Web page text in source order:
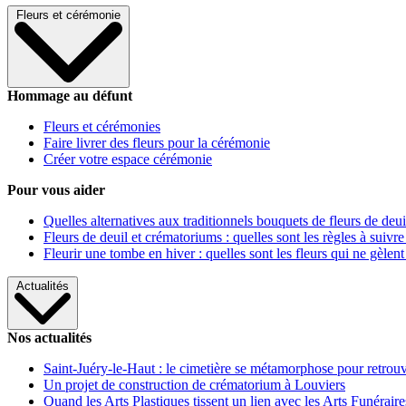
Fleurs et cérémonie
Hommage au défunt
Fleurs et cérémonies
Faire livrer des fleurs pour la cérémonie
Créer votre espace cérémonie
Pour vous aider
Quelles alternatives aux traditionnels bouquets de fleurs de
Fleurs de deuil et crématoriums : quelles sont les règles à
Fleurir une tombe en hiver : quelles sont les fleurs qui ne gèlent
Actualités
Nos actualités
Saint-Juéry-le-Haut : le cimetière se métamorphose pour
Un projet de construction de crématorium à Louviers
Quand les Arts Plastiques tissent un lien avec les Arts